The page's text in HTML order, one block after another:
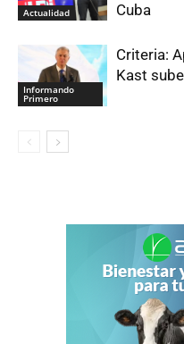
Actualidad
Cuba
Informando
Primero
Criteria:
Kast